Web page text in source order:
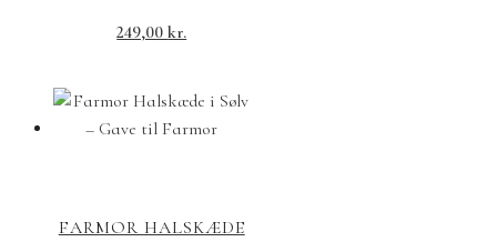
249,00kr.
FARMOR HALSKÆDE